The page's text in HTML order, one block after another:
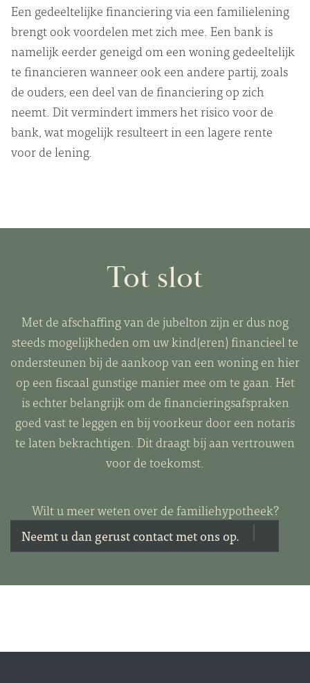
Een gedeeltelijke financiering via een familielening
brengt ook voordelen met zich mee. Een bank is
namelijk eerder geneigd om een woning gedeeltelijk
te financieren wanneer ook een andere partij, zoals
de ouders, een deel van de financiering op zich
neemt. Dit vermindert immers het risico voor de
bank, wat mogelijk resulteert in een lagere rente
voor de lening.
Tot slot
Met de afschaffing van de jubelton zijn er dus nog
steeds mogelijkheden om uw kind(eren) financieel te
ondersteunen bij de aankoop van een woning en hier
op een fiscaal gunstige manier mee om te gaan. Het
is echter belangrijkom de financieringsafspraken
goed vast te leggen en bij voorkeur door een notaris
te laten bekrachtigen. Dit draagt bij aan vertrouwen
voor de toekomst.
Wilt u meer weten over de familiehypotheek?
Neemt u dan gerust contact met ons op.